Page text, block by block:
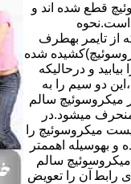
ﻗﻄﻊ شده اند و
اﺳﺖ.نحوه
از ﺗﺎﯾﻤﺮ بهطرف
شده
ﺑﯿﺎﺑﯿﺪ و درحالیکه
دو ﺳﯿﻢ را ﺑﻪ
ﻣﯿﮑﺮوﺳﻮﺋﯿﭻ ﺳﺎﻟﻢ
میشود.در
ﻣﯿﮑﺮوﺳﻮﺋﯿﭻ را
و بهوسیله اهممتر
ﻣﯿﮑﺮوﺳﻮﺋﯿﭻ ﺳﺎﻟﻢ
راﺑﻄ آن را ﺗﻌﻮﯾﺾ